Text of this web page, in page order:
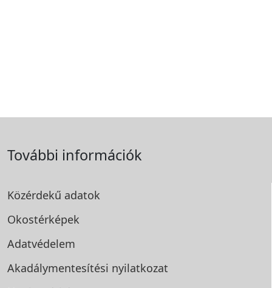
További információk
Közérdekű adatok
Okostérképek
Adatvédelem
Akadálymentesítési nyilatkozat